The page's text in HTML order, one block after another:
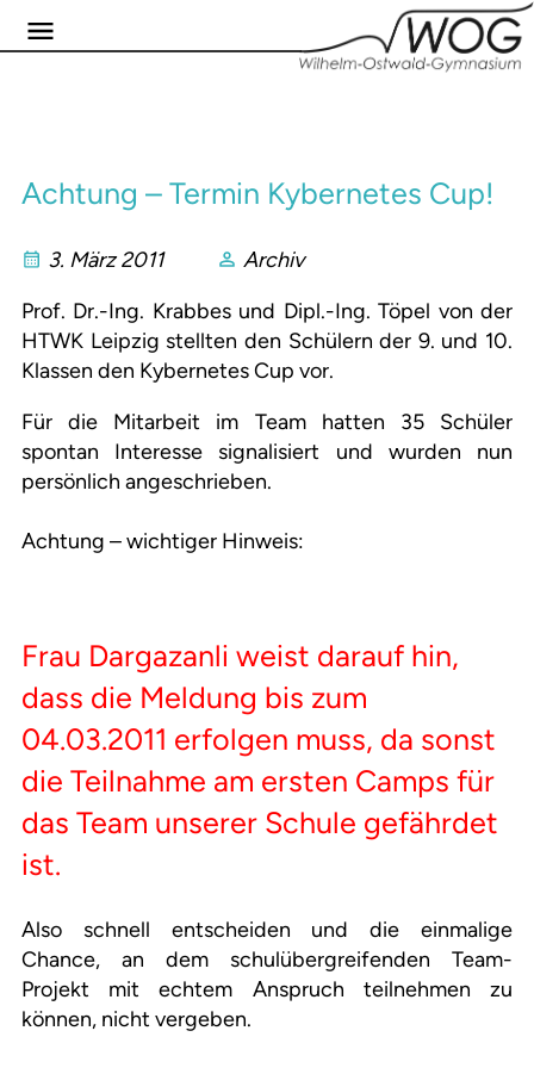
Achtung – Termin Kybernetes Cup!
3. März 2011
Archiv
Prof. Dr.-Ing. Krabbes und Dipl.-Ing. Töpel von der
HTWK Leipzig stellten den Schülern der 9. und 10.
Klassen den Kybernetes Cup vor.
Für die Mitarbeit im Team hatten 35 Schüler
spontan Interesse signalisiert und wurden nun
persönlich angeschrieben.
Achtung – wichtiger Hinweis:
Frau Dargazanli weist darauf hin,
dass die Meldung bis zum
04.03.2011 erfolgen muss, da sonst
die Teilnahme am ersten Camps für
das Team unserer Schule gefährdet
ist.
Also schnell entscheiden und die einmalige
Chance, an dem schulübergreifenden Team-
Projekt mit echtem Anspruch teilnehmen zu
können, nicht vergeben.